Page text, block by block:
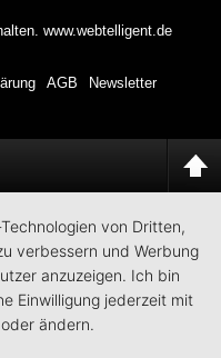
www.webtelligent.de
AGB Newsletter
von Dritten,
verbessern und Werbung
anzuzeigen. Ich bin
Einwilligung jederzeit mit
ändern.